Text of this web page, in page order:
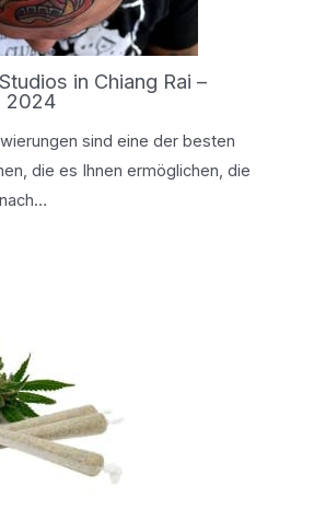
in Chiang Rai –
2024
sind eine der besten
die es Ihnen ermöglichen, die